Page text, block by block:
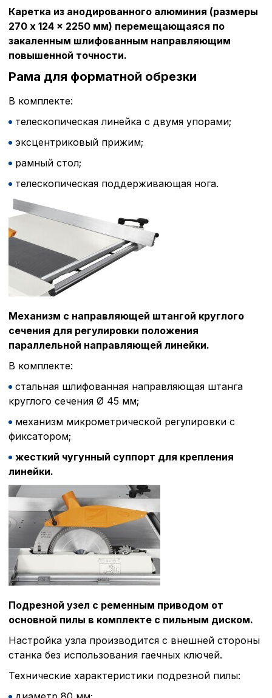
Каретка из анодированного алюминия (размеры
270 x 124 x 2250 мм) перемещающаяся по
закаленным шлифованным направляющим
повышенной точности.
Рама для форматной обрезки
В комплекте:
телескопическая линейка с двумя упорами;
эксцентриковый прижим;
рамный стол;
телескопическая поддерживающая нога.
Механизм с направляющей штангой круглого
сечения для регулировки положения
параллельной направляющей линейки.
В комплекте:
стальная шлифованная направляющая штанга
круглого сечения Ø 45 мм;
механизм микрометрической регулировки с
фиксатором;
жесткий чугунный суппорт для крепления
линейки.
Подрезной узел с ременным приводом от
основной пилы в комплекте с пильным диском.
Настройка узла производится с внешней стороны
станка без использования гаечных ключей.
Технические характеристики подрезной пилы: